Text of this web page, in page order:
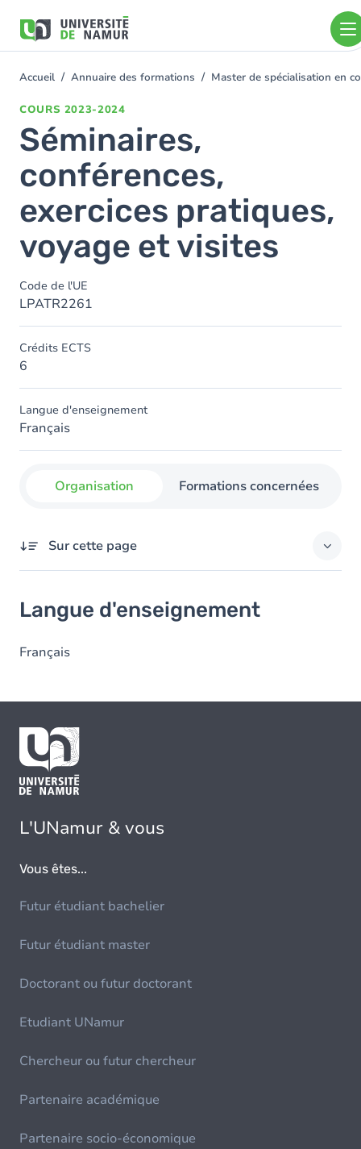
contenu
You
Accueil Annuaire des formations Master de spécialisation en
COURS 2023-2024
Séminaires,
conférences,
exercices pratiques,
voyage et visites
Code de l'UE
LPATR2261
Crédits ECTS
6
Langue d'enseignement
Français
Organisation Formations concernées
Sur cette page
Langue d'enseignement
Français
L'UNamur & vous
Vous êtes...
Futur étudiant bachelier
Futur étudiant master
Doctorant ou futur doctorant
Etudiant UNamur
Chercheur ou futur chercheur
Partenaire académique
Partenaire socio-économique